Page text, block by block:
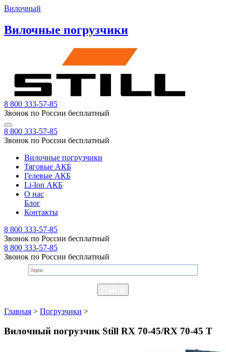
Вилочный
Вилочные погрузчики
8 800 333-57-85
Звонок по России бесплатный
8 800 333-57-85
Звонок по России бесплатный
Вилочные погрузчики
Тяговые АКБ
Гелевые АКБ
Li-Ion АКБ
О нас
Блог
Контакты
8 800 333-57-85
Звонок по России бесплатный
8 800 333-57-85
Звонок по России бесплатный
Главная > Погрузчики >
Вилочный погрузчик Still RX 70-45/RX 70-45 T